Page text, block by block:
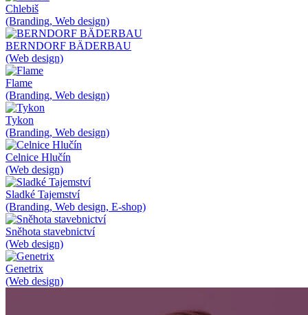
Chlebiš
(Branding, Web design)
BERNDORF BÄDERBAU
(Web design)
Flame
(Branding, Web design)
Tykon
(Branding, Web design)
Celnice Hlučín
(Web design)
Sladké Tajemství
(Branding, Web design, E-shop)
Sněhota stavebnictví
(Web design)
Genetrix
(Web design)